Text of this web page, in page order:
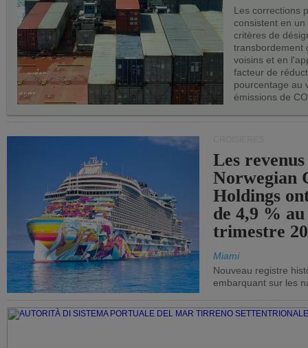
Les corrections
consistent en
critères de
transbordement
voisins et en
facteur de
pourcentage au
émissions de
Les
Norwegian
Holdings
de 4,9 %
trimestre
Miami
Nouveau registre
embarquant sur les